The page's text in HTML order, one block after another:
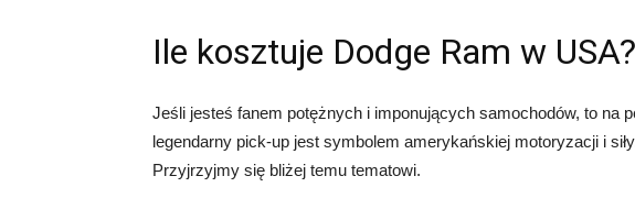
Ile kosztuje Dodge Ram w USA?
Jeśli jesteś fanem potężnych i imponujących samochodów, to na
legendarny pick-up jest symbolem amerykańskiej motoryzacji i
Przyjrzyjmy się bliżej temu tematowi.